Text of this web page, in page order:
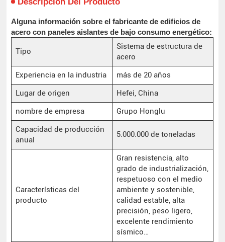
Alguna información sobre el fabricante de edificios de
acero con paneles aislantes de bajo consumo energético:
Tipo
Sistema de estructura de
acero
Experiencia en la industria
más de 20 años
Lugar de origen
Hefei, China
nombre de empresa
Grupo Honglu
Capacidad de producción
anual
5.000.000 de toneladas
Características del
producto
Gran resistencia, alto
grado de industrialización,
respetuoso con el medio
ambiente y sostenible,
calidad estable, alta
precisión, peso ligero,
excelente rendimiento
sísmico…